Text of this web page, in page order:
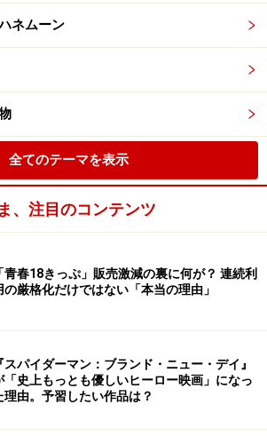
ネムーン
全てのテーマを表示
、注目のコンテンツ
「青春18きっぷ」販売激減の裏に何が？ 連続利
の厳格化だけではない「本当の理由」
『スパイダーマン：ブランド・ニュー・デイ』
「史上もっとも優しいヒーロー映画」になっ
理由。予習したい作品は？